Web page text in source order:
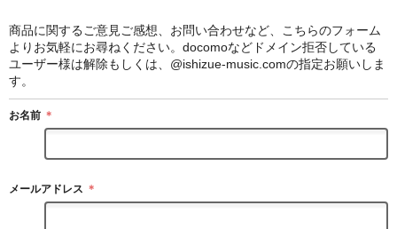
商品に関するご意見ご感想、お問い合わせなど、こちらのフォーム
よりお気軽にお尋ねください。docomoなどドメイン拒否している
ユーザー様は解除もしくは、@ishizue-music.comの指定お願いしま
す。
お名前 ＊
メールアドレス ＊